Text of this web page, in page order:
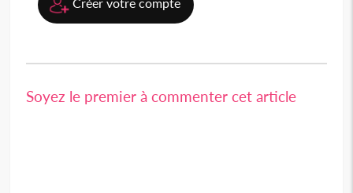
Soyez le premier à commenter cet article